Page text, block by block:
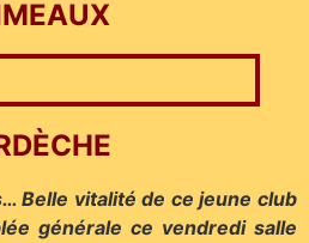
Belle vitalité de ce jeune club
générale ce vendredi salle